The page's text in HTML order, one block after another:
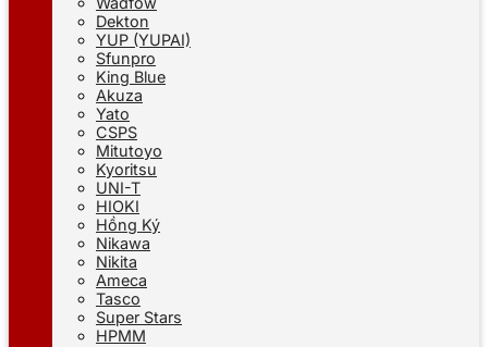
Dekton
YUP (YUPAI)
Sfunpro
King Blue
Akuza
Yato
CSPS
Mitutoyo
Kyoritsu
UNI-T
HIOKI
Hồng Ký
Nikawa
Nikita
Ameca
Tasco
Super Stars
HPMM